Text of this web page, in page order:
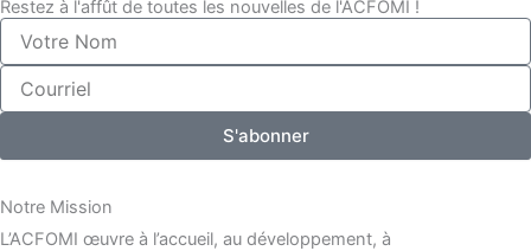
Restez à l'affût de toutes les nouvelles de l'ACFOMI !
Votre
Nom
Courriel
S'abonner
Notre Mission
L’ACFOMI œuvre à l’accueil, au développement, à